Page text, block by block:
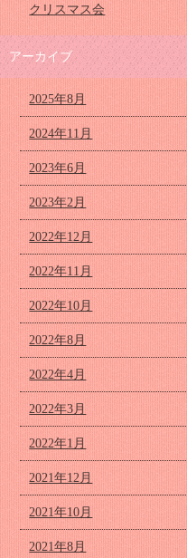
クリスマス会
アーカイブ
2025年8月
2024年11月
2023年6月
2023年2月
2022年12月
2022年11月
2022年10月
2022年8月
2022年4月
2022年3月
2022年1月
2021年12月
2021年10月
2021年8月